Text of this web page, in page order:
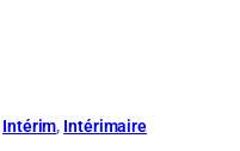
Intérim, Intérimaire